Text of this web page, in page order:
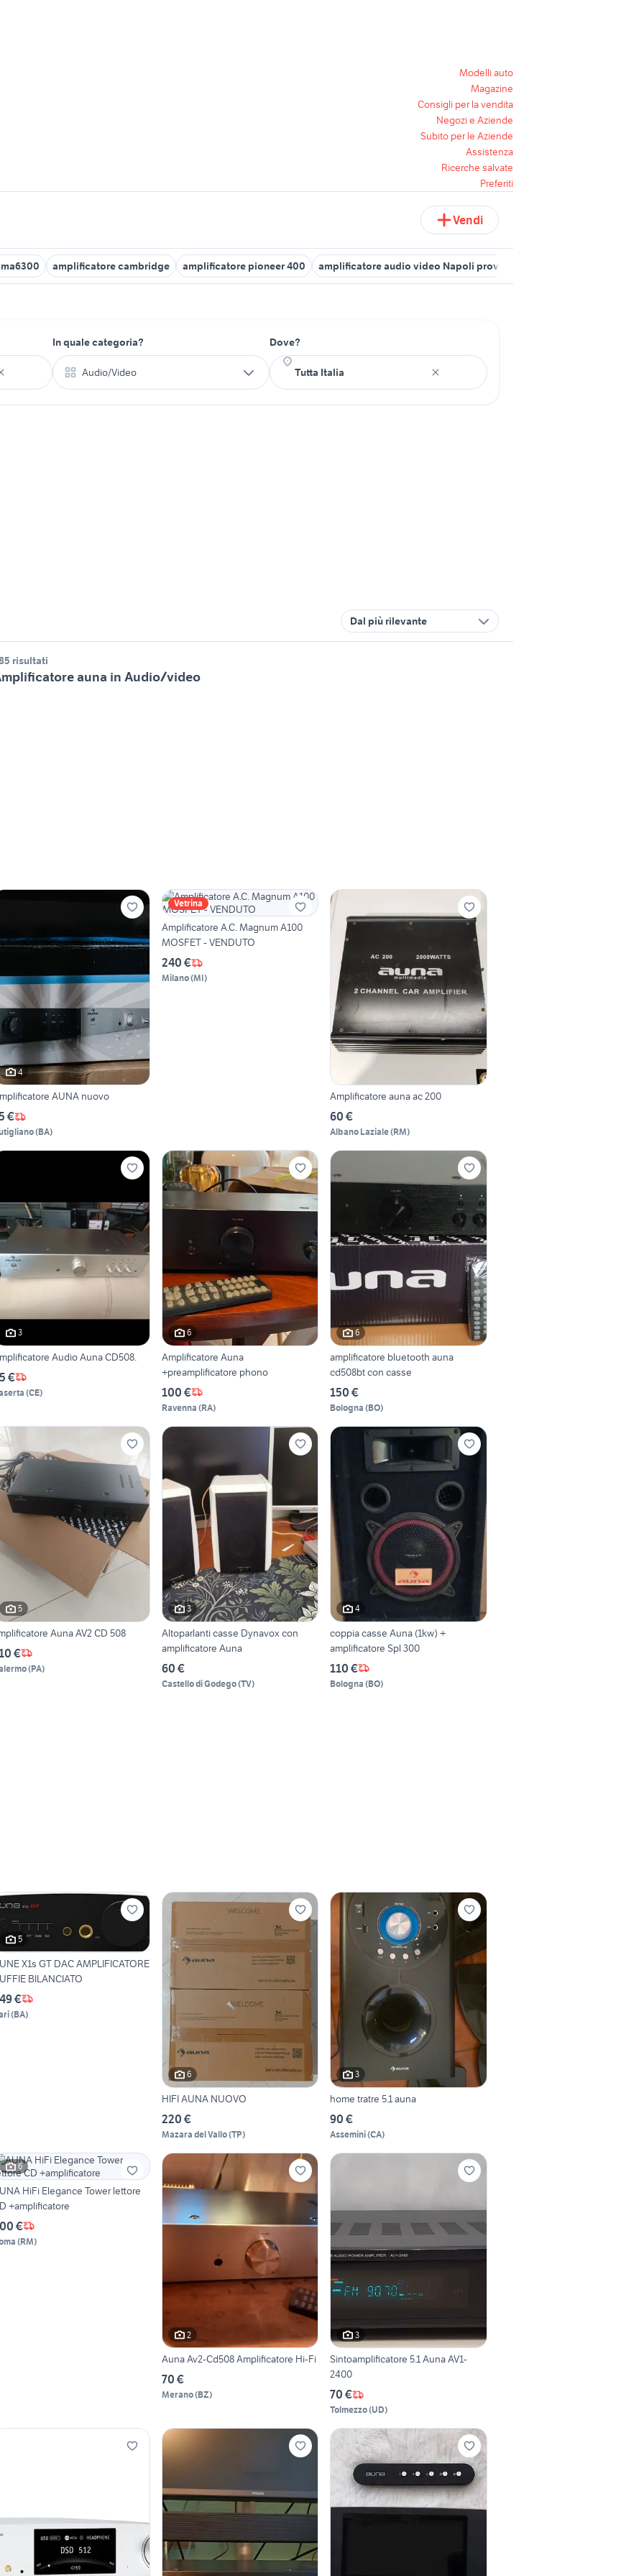
Modelli auto
Magazine
Consigli per la vendita
Negozi e Aziende
Subito per le Aziende
Assistenza
Ricerche salvate
Preferiti
Vendi
amplificatore cambridge amplificatore pioneer 400 amplificatore audio video Napoli provincia
In quale categoria?
Audio/Video
Dove?
Dal più rilevante
risultati
auna in Audio/video
4
AUNA nuovo
€
(BA)
Vetrina
Amplificatore A.C. Magnum A100
MOSFET - VENDUTO
240 €
Milano(MI)
Amplificatore auna ac 200
60 €
Albano Laziale(RM)
3
Audio Auna CD508.
€
(CE)
6
Amplificatore Auna
+preamplificatore phono
100 €
Ravenna (RA)
6
amplificatore bluetooth auna
cd508bt con casse
150 €
Bologna (BO)
5
Auna AV2 CD 508
€
(PA)
3
Altoparlanti casse Dynavox con
amplificatore Auna
60 €
Castello di Godego(TV)
4
coppia casse Auna (1kw) +
amplificatore Spl 300
110 €
Bologna (BO)
5
X1s GT DAC AMPLIFICATORE
BILANCIATO
€
(BA)
6
HIFI AUNA NUOVO
220 €
Mazara del Vallo(TP)
3
home tratre 5.1 auna
90 €
Assemini(CA)
6
HiFi Elegance Tower lettore
+amplificatore
€
(RM)
2
Auna Av2-Cd508 Amplificatore Hi-Fi
70 €
Merano(BZ)
3
Sintoamplificatore 5.1 Auna AV1-
2400
70 €
Tolmezzo(UD)